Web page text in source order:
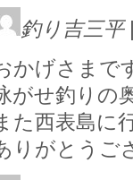
釣り吉三平
かげさまで
がせ釣りの
た西表島に
りがとうご